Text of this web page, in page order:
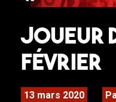
Joueur
février
13 mars 2020